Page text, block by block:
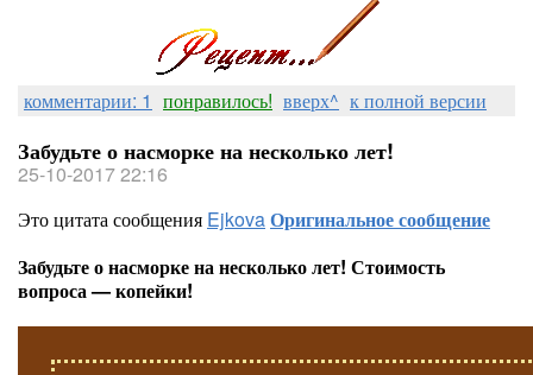
комментарии: 1 понравилось! вверх^ к полной версии
Забудьте о насморке на несколько лет!
25-10-2017 22:16
Это цитата сообщения EjkovaОригинальное сообщение
Забудьте о насморке на несколько лет! Стоимость
вопроса — копейки!